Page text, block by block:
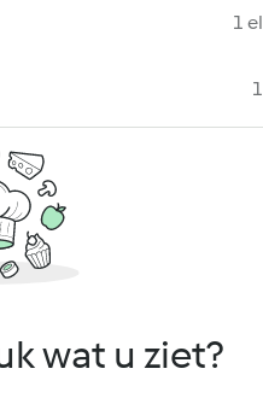
1 el
1
wat u ziet?